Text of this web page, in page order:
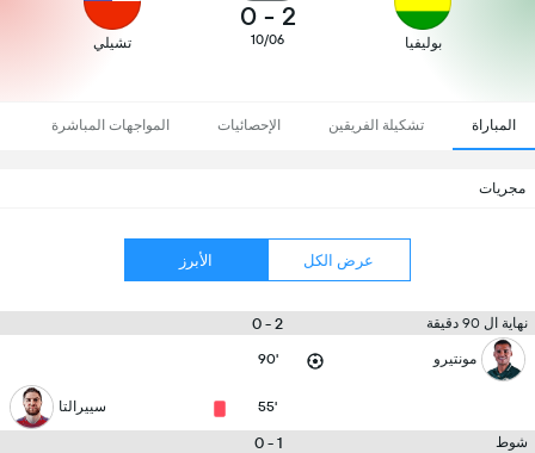
بوليفيا
2
-
0
10/06 تشيلي
المباراة تشكيلة الفريقين الإحصائيات المواجهات المباشرة
مجريات
عرض الكل الأبرز
نهاية ال 90 دقيقة 2 - 0
مونتيرو 90'
55' سييرالتا
شوط 1 - 0